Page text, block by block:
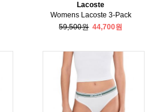
Lacoste
Womens Lacoste 3-Pack
59,500원 44,700원